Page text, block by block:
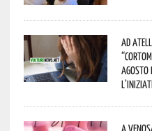
Ad
agosto
A